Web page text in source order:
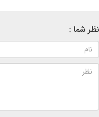
نظر شما :